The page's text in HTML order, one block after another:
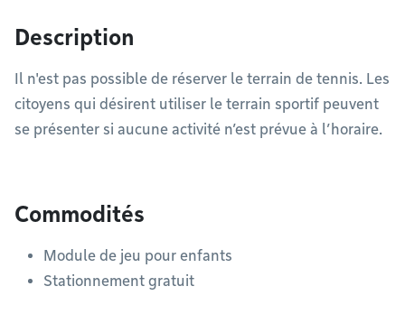
Description
Il n'est pas possible de réserver le terrain de tennis. Les
citoyens qui désirent utiliser le terrain sportif peuvent
se présenter si aucune activité n’est prévue à l’horaire.
Commodités
Module de jeu pour enfants
Stationnement gratuit